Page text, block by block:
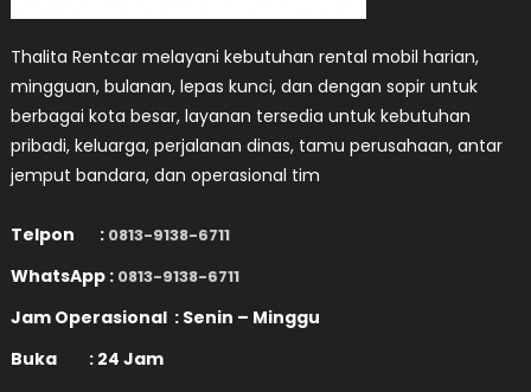
Thalita Rentcar melayani kebutuhan rental mobil harian,
mingguan, bulanan, lepas kunci, dan dengan sopir untuk
berbagai kota besar, layanan tersedia untuk kebutuhan
pribadi, keluarga, perjalanan dinas, tamu perusahaan, antar
jemput bandara, dan operasional tim
Telpon : 0813-9138-6711
WhatsApp : 0813-9138-6711
Jam Operasional : Senin – Minggu
Buka : 24 Jam